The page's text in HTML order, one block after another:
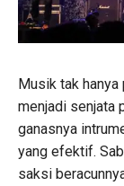
Musik tak
menjadi senjata
ganasnya
yang efektif.
saksi